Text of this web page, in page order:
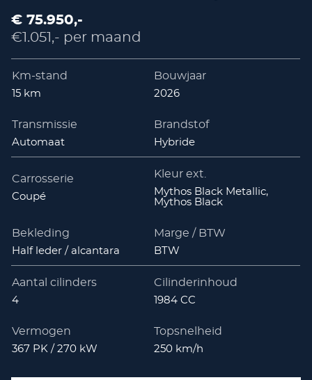
€ 75.950,-
€1.051,- per maand
Km-stand
15 km
Bouwjaar
2026
Transmissie
Automaat
Brandstof
Hybride
Carrosserie
Coupé
Kleur ext.
Mythos Black Metallic,
Mythos Black
Bekleding
Half leder / alcantara
Marge / BTW
BTW
Aantal cilinders
4
Cilinderinhoud
1984 CC
Vermogen
367 PK / 270 kW
Topsnelheid
250 km/h